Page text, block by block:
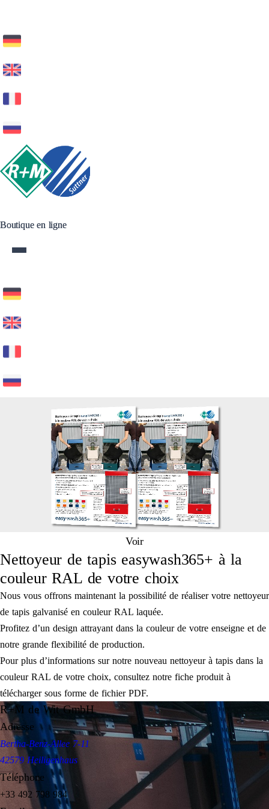
Boutique en ligne
Boutique en ligne
Voir
Nettoyeur de tapis easywash365+ à la
couleur RAL de votre choix
Nous vous offrons maintenant la possibilité de réaliser votre nettoyeur
de tapis galvanisé en couleur RAL laquée.
Profitez d’un design attrayant dans la couleur de votre enseigne et de
notre grande flexibilité de production.
Pour plus d’informations sur notre nouveau nettoyeur à tapis dans la
couleur RAL de votre choix, consultez notre fiche produit à
télécharger sous forme de fichier PDF.
R+M de Wit GmbH
Adresse
Bertha-Benz-Allee 7-11
42579 Heiligenhaus
Téléphone
+33 492 798 984